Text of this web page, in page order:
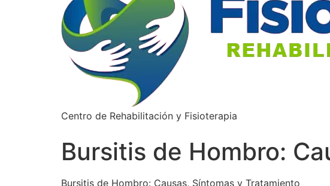
Centro de Rehabilitación y Fisioterapia
Bursitis de Hombro:
Bursitis de Hombro: Causas, Síntomas y Tratamiento